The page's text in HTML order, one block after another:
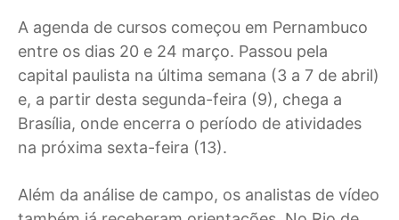
A agenda de cursos começou em Pernambuco
entre os dias 20 e 24 março. Passou pela
capital paulista na última semana (3 a 7 de abril)
e, a partir desta segunda-feira (9), chega a
Brasília, onde encerra o período de atividades
na próxima sexta-feira (13).
Além da análise de campo, os analistas de vídeo